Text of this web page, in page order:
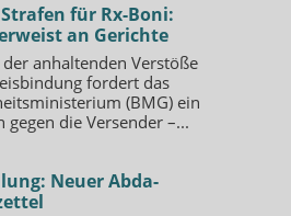
für Rx-Boni:
an Gerichte
der anhaltenden Verstöße
fordert das
(BMG) ein
gegen die Versender –...
Neuer Abda-